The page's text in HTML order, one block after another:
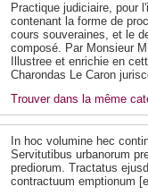
Practique judiciaire, pour
contenant la forme de
cours souveraines, et le
composé. Par Monsieur
Illustree et enrichie en
Charondas Le Caron
Trouver dans la même
In hoc volumine hec
Servitutibus urbanorum
prediorum. Tractatus
contractuum emptionum